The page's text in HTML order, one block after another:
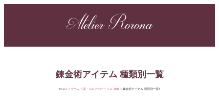
Atelier Rorona
錬金術アイテム 種類別一覧
Home ゲーム 新・ロロナのアトリエ 攻略 錬金術アイテム 種類別一覧